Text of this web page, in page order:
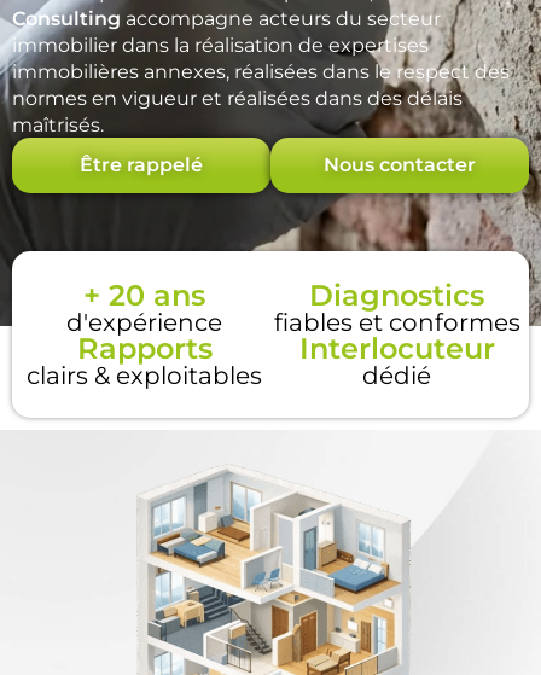
Consulting accompagne acteurs du secteur
immobilier dans la réalisation de expertises
immobilières annexes, réalisées dans le respect des
normes en vigueur et réalisées dans des délais
maîtrisés.
Être rappelé Nous contacter
+ 20 ans
d'expérience
Diagnostics
fiables et conformes
Rapports
clairs & exploitables
Interlocuteur
dédié